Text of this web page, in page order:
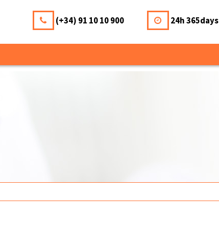
(+34) 91 10 10 900 24h 365days